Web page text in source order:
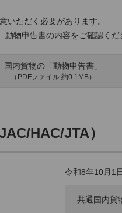
いただく必要があります。
物申告書の内容をご確認くだ
国内貨物の「動物申告書」
（PDFファイル 約0.1MB）
HAC/JTA）
令和8年10月1
共通国内貨